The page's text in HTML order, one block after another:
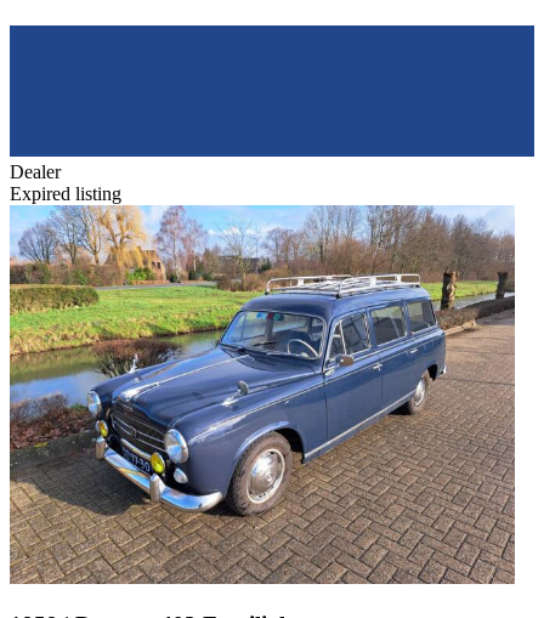
Dealer
Expired listing